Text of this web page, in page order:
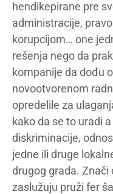
hendikepirane pre
administracije,
korupcijom… one
rešenja nego da
kompanije da dođu
novootvorenom
opredelile za
kako da se to uradi
diskriminacije,
jedne ili druge
drugog grada. Znači
zaslužuju pruži fer